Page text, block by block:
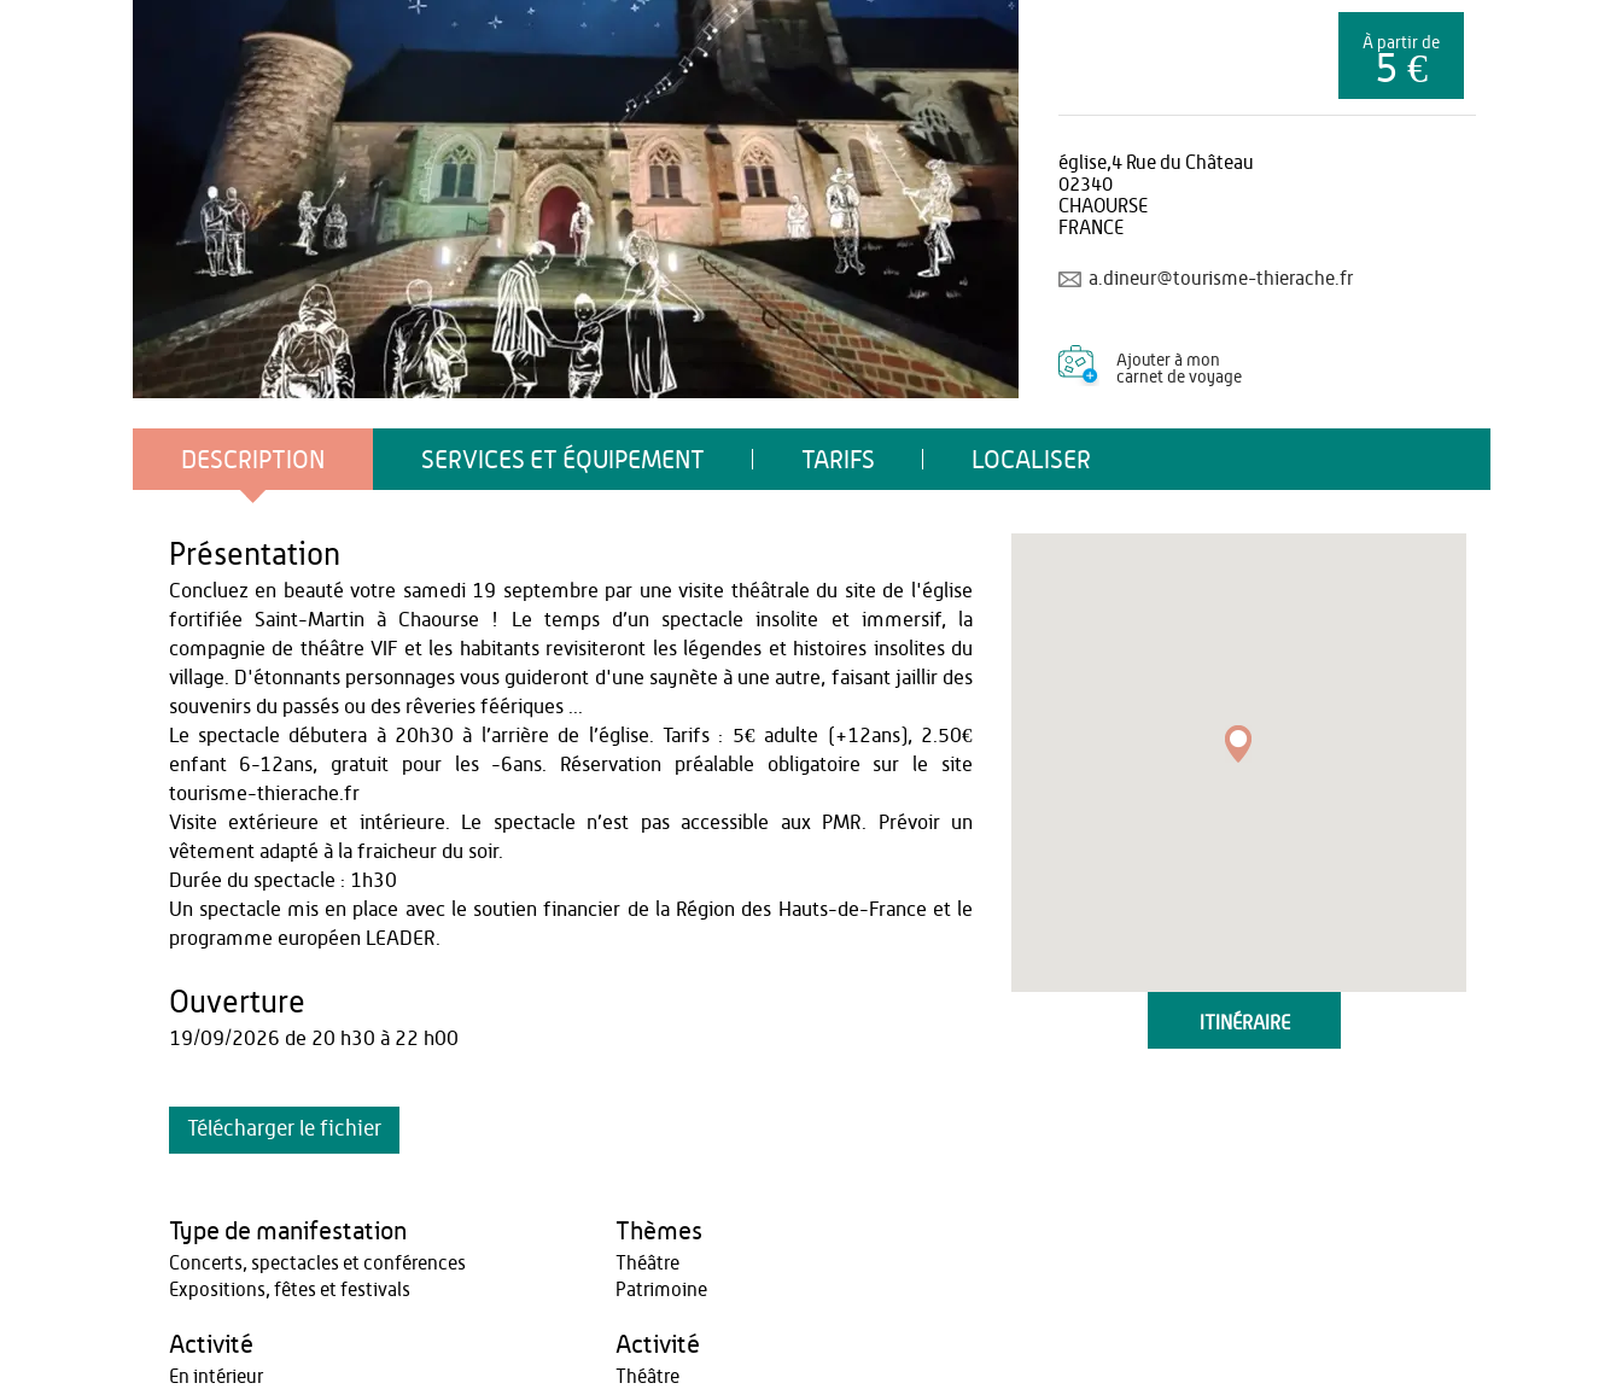
À partir de
5 €
église,4 Rue du Château
02340
CHAOURSE
FRANCE
a.dineur@tourisme-thierache.fr
Ajouter à mon
carnet de voyage
DESCRIPTION SERVICES ET ÉQUIPEMENT TARIFS LOCALISER
ITINÉRAIRE
Présentation
Concluez en beauté votre samedi 19 septembre par une visite théâtrale du site de l'église
fortifiée Saint-Martin à Chaourse ! Le temps d’un spectacle insolite et immersif, la
compagnie de théâtre VIF et les habitants revisiteront les légendes et histoires insolites du
village. D'étonnants personnages vous guideront d'une saynète à une autre, faisant jaillir des
souvenirs du passés ou des rêveries féériques ...
Le spectacle débutera à 20h30 à l’arrière de l’église. Tarifs : 5€ adulte (+12ans), 2.50€
enfant 6-12ans, gratuit pour les -6ans. Réservation préalable obligatoire sur le site
tourisme-thierache.fr
Visite extérieure et intérieure. Le spectacle n’est pas accessible aux PMR. Prévoir un
vêtement adapté à la fraicheur du soir.
Durée du spectacle : 1h30
Un spectacle mis en place avec le soutien financier de la Région des Hauts-de-France et le
programme européen LEADER.
Ouverture
19/09/2026 de 20 h30 à 22 h00
Télécharger le fichier
Type de manifestation
Concerts, spectacles et conférences
Expositions, fêtes et festivals
Thèmes
Théâtre
Patrimoine
Activité
En intérieur
Activité
Théâtre